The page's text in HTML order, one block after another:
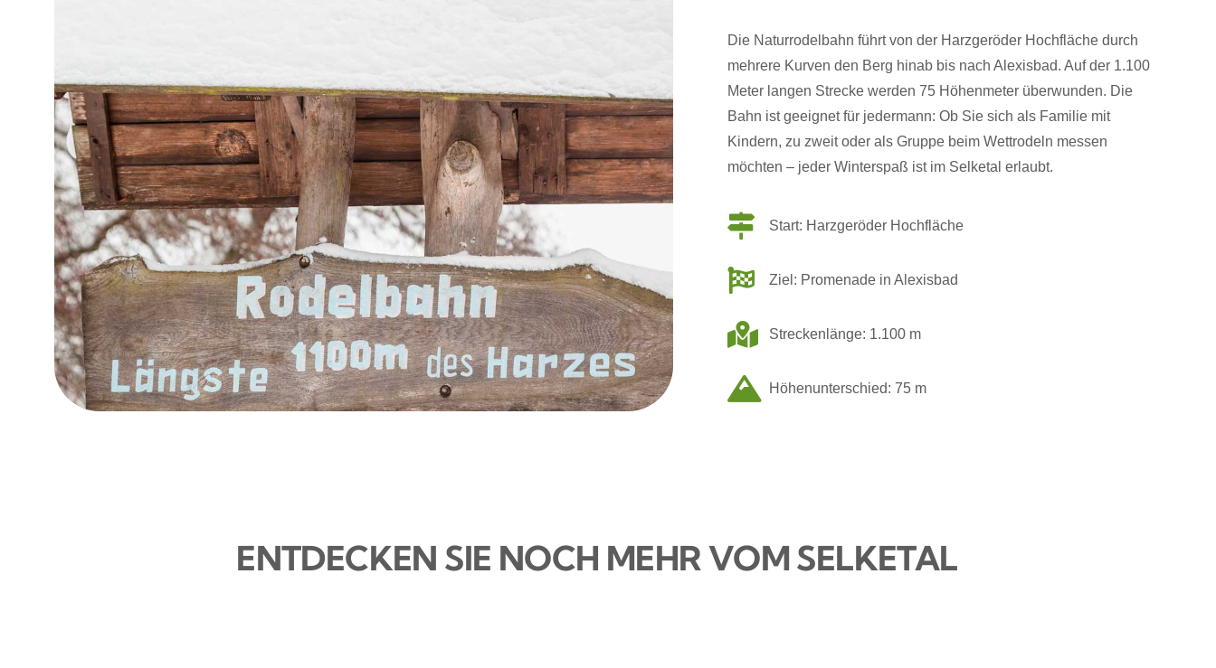
Die Naturrodelbahn führt von der Harzgeröder Hochflächedurch
mehrere Kurven den Berg hinab bis nach Alexisbad. Auf der 1.100
Meter langen Strecke werden 75 Höhenmeter überwunden. Die
Bahn ist geeignet für jedermann: Ob Sie sich als Familie mit
Kindern, zu zweit oder als Gruppe beim Wettrodeln messen
möchten – jeder Winterspaß ist im Selketal erlaubt.
Start: Harzgeröder Hochfläche
Ziel: Promenade in Alexisbad
Streckenlänge: 1.100 m
Höhenunterschied: 75 m
ENTDECKEN SIE NOCH MEHR VOM SELKETAL